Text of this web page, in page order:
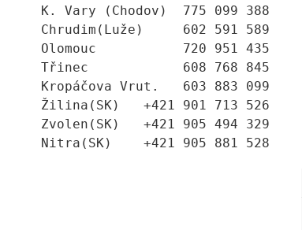
K. Vary (Chodov)  775 099 388
Chrudim(Luže)     602 591 589
Olomouc           720 951 435
Třinec            608 768 845
Kropáčova Vrut.   603 883 099
Žilina(SK)   +421 901 713 526
Zvolen(SK)   +421 905 494 329
Nitra(SK)    +421 905 881 528